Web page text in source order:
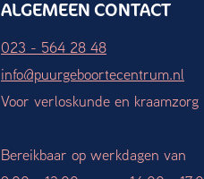
ALGEMEEN CONTACT
023 - 564 28 48
info@puurgeboortecentrum.nl
Voor verloskunde en kraamzorg
Bereikbaar op werkdagen van